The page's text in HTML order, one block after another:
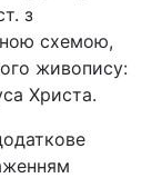
з
схемою,
живопису:
Христа.